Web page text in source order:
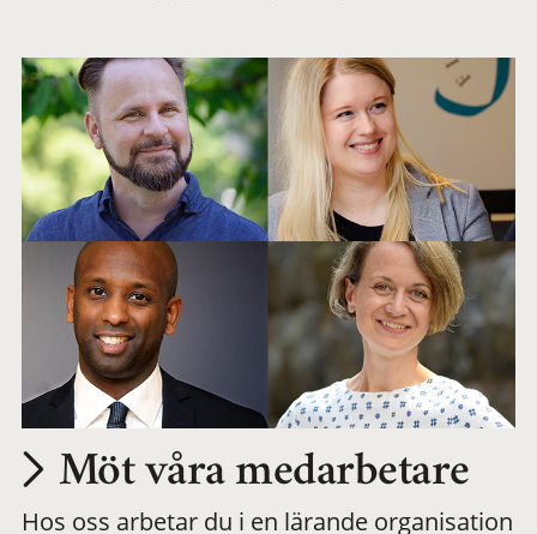
Möt våra medarbetare
Hos oss arbetar du i en lärande organisation